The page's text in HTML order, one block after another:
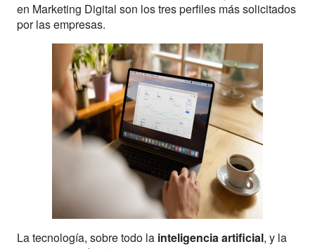
en Marketing Digital son los tres perfiles más solicitados
por las empresas.
La tecnología, sobre todo la inteligencia artificial, y la